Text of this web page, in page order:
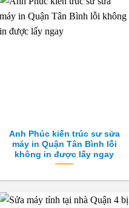
Anh Phúc kiến trúc sư sửa
máy in Quận Tân Bình lỗi
không in được lấy ngay